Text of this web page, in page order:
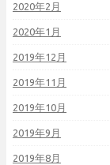
2020年2月
2020年1月
2019年12月
2019年11月
2019年10月
2019年9月
2019年8月